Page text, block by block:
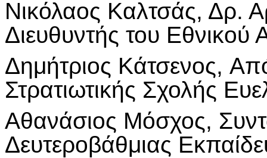
Νικόλαος Καλτσάς, Δρ.
Διευθυντής του Εθνικού
Δημήτριος Κάτσενος,
Στρατιωτικής Σχολής
Αθανάσιος Μόσχος,
Δευτεροβάθμιας